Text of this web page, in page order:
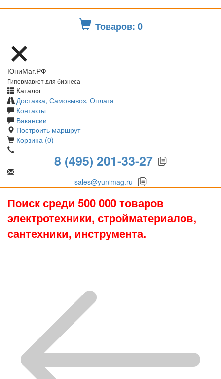
Товаров: 0
ЮниМаг.РФ
Гипермаркет для бизнеса
Каталог
Доставка, Самовывоз, Оплата
Контакты
Вакансии
Построить маршрут
Корзина (0)
8 (495) 201-33-27
sales@yunimag.ru
Поиск среди 500 000 товаров
электротехники, стройматериалов,
сантехники, инструмента.